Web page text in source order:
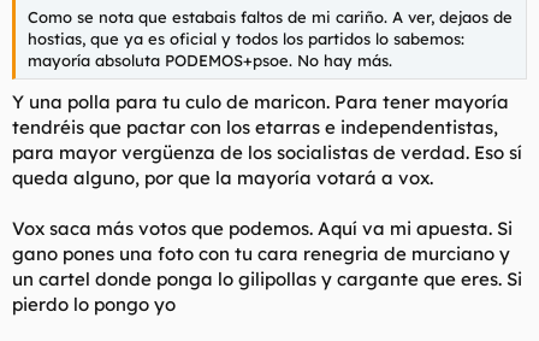
Como se nota que estabais faltos de mi cariño. A ver, dejaos de
hostias, que ya es oficial y todos los partidos lo sabemos:
mayoría absoluta PODEMOS+psoe. No hay más.
Y una polla para tu culo de maricon. Para tener mayoría
tendréis que pactar con los etarras e independentistas,
para mayor vergüenza de los socialistas de verdad. Eso sí
queda alguno, por que la mayoría votará a vox.
Vox saca más votos que podemos. Aquí va mi apuesta. Si
gano pones una foto con tu cara renegria de murciano y
un cartel donde ponga lo gilipollas y cargante que eres. Si
pierdo lo pongo yo